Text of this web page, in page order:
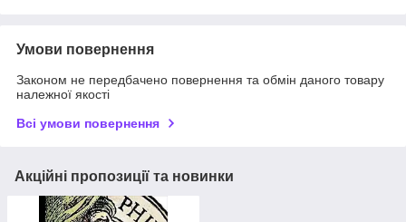
Умови повернення
Законом не передбачено повернення та обмін даного товару
належної якості
Всі умови повернення
Акційні пропозиції та новинки